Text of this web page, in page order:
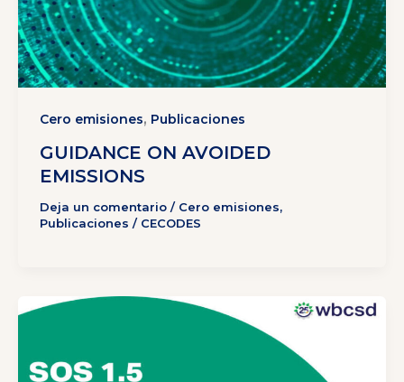
Cero emisiones, Publicaciones
GUIDANCE ON AVOIDED
EMISSIONS
Deja un comentario / Cero emisiones,
Publicaciones / CECODES